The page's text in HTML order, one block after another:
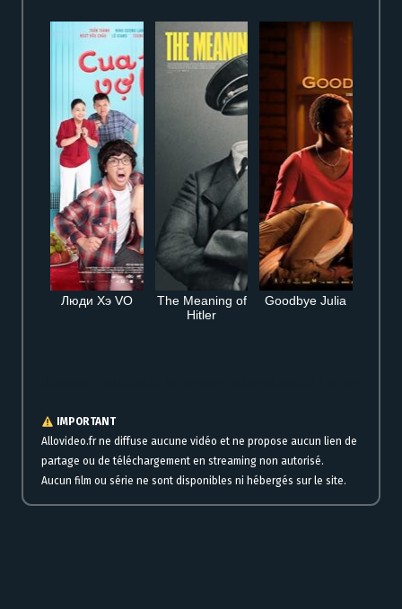
Люди Хэ VO
The Meaning of
Hitler
Goodbye Julia
IMPORTANT
Allovideo.fr ne diffuse aucune vidéo et ne propose aucun lien de
partage ou de téléchargement en streaming non autorisé.
Aucun film ou série ne sont disponibles ni hébergés sur le site.